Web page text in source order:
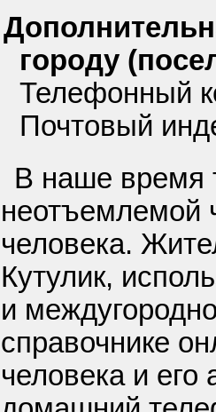
городу
Телефонный
Почтовый
В наше время
неотъемлемой
человека.
Кутулик,
и
справочнике
человека и